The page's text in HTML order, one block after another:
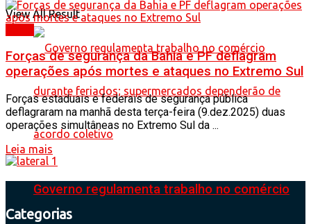
Governo regulamenta trabalho no comércio
View All Result
Forças de segurança da Bahia e PF deflagram
operações após mortes e ataques no Extremo Sul
Forças estaduais e federais de segurança pública
deflagraram na manhã desta terça-feira (9.dez.2025) duas
operações simultâneas no Extremo Sul da ...
Leia mais
Categorias